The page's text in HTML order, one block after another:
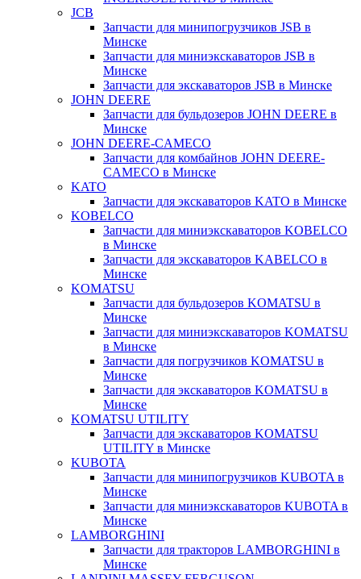
JCB
Запчасти для минипогрузчиков JSB в
Минске
Запчасти для миниэкскаваторов JSB в
Минске
Запчасти для экскаваторов JSB в Минске
JOHN DEERE
Запчасти для бульдозеров JOHN DEERE в
Минске
JOHN DEERE-CAMECO
Запчасти для комбайнов JOHN DEERE-
CAMECO в Минске
KATO
Запчасти для экскаваторов KATO в Минске
KOBELCO
Запчасти для миниэкскаваторов KOBELCO
в Минске
Запчасти для экскаваторов KABELCO в
Минске
KOMATSU
Запчасти для бульдозеров KOMATSU в
Минске
Запчасти для миниэкскаваторов KOMATSU
в Минске
Запчасти для погрузчиков KOMATSU в
Минске
Запчасти для экскаваторов KOMATSU в
Минске
KOMATSU UTILITY
Запчасти для экскаваторов KOMATSU
UTILITY в Минске
KUBOTA
Запчасти для минипогрузчиков KUBOTA в
Минске
Запчасти для миниэкскаваторов KUBOTA в
Минске
LAMBORGHINI
Запчасти для тракторов LAMBORGHINI в
Минске